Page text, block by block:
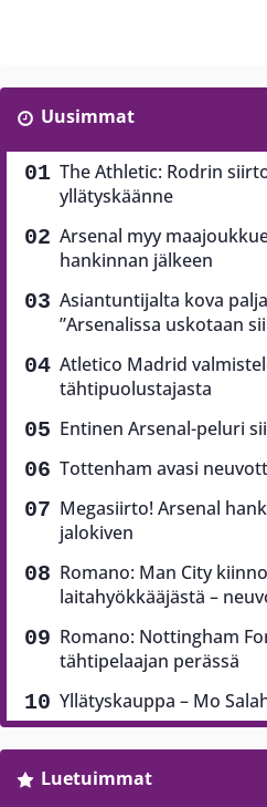
Uusimmat
The Athletic: Rodrin
yllätyskäänne
Arsenal myy
hankinnan jälkeen
Asiantuntijalta kova
”Arsenalissa uskotaan
Atletico Madrid
tähtipuolustajasta
Entinen Arsenal-peluri
Tottenham avasi
Megasiirto! Arsenal
jalokiven
Romano: Man City
laitahyökkääjästä –
Romano: Nottingham
tähtipelaajan perässä
Yllätyskauppa – Mo
Luetuimmat